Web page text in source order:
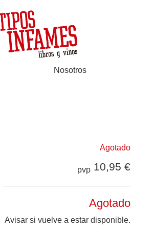
Nosotros
Agotado
pvp 10,95 €
Agotado
Avisar si vuelve a estar disponible.